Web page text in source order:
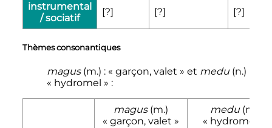
instrumental
/ sociatif
[?] [?] [?]
Thèmes consonantiques
magus(m.) : « garçon, valet » et medu(n.)
« hydromel » :
magus(m.)
« garçon, valet »
medu (n.)
« hydromel